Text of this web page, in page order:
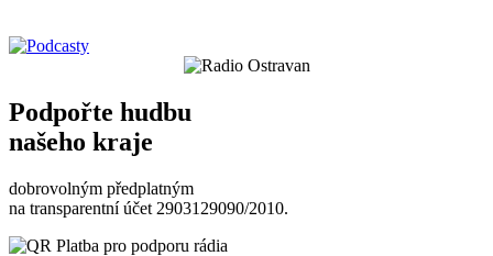
Podpořte hudbu
našeho kraje
dobrovolným předplatným
na transparentní účet 2903129090/2010.